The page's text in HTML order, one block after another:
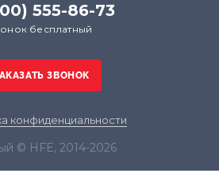
555-86-73
бесплатный
конфиденциальности
© HFE, 2014-2026